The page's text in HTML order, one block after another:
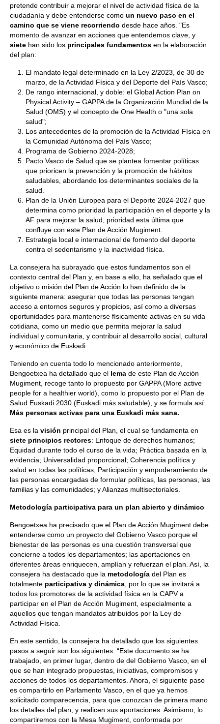
pretende contribuir a mejorar el nivel de actividad física de la
ciudadanía y debe entenderse como un nuevo paso en el
camino que se viene recorriendo desde hace años. "Es
momento de avanzar en acciones que entendemos clave, y
siete han sido los principales fundamentos en la elaboración
del plan:
El mandato legal determinado en la Ley 2/2023, de 30 de
marzo, de la Actividad Física y del Deporte del País Vasco;
De rango internacional, y doble: el Global Action Plan on
Physical Activity – GAPPA de la Organización Mundial de la
Salud (OMS) y el concepto de One Health o "una sola
salud";
Los antecedentes de la promoción de la Actividad Física en
la Comunidad Autónoma del País Vasco;
Programa de Gobierno 2024-2028;
Pacto Vasco de Salud que se plantea fomentar políticas
que prioricen la prevención y la promoción de hábitos
saludables, abordando los determinantes sociales de la
salud.
Plan de la Unión Europea para el Deporte 2024-2027 que
determina como prioridad la participación en el deporte y la
AF para mejorar la salud, prioridad esta última que
confluye con este Plan de Acción Mugiment.
Estrategia local e internacional de fomento del deporte
contra el sedentarismo y la inactividad física.
La consejera ha subrayado que estos fundamentos son el
contexto central del Plan y, en base a ello, ha señalado que el
objetivo o misión del Plan de Acción lo han definido de la
siguiente manera: asegurar que todas las personas tengan
acceso a entornos seguros y propicios, así como a diversas
oportunidades para mantenerse físicamente activas en su vida
cotidiana, como un medio que permita mejorar la salud
individual y comunitaria, y contribuir al desarrollo social, cultural
y económico de Euskadi.
Teniendo en cuenta todo lo mencionado anteriormente,
Bengoetxea ha detallado que el lema de este Plan de Acción
Mugiment, recoge tanto lo propuesto por GAPPA (More active
people for a healthier world), como lo propuesto por el Plan de
Salud Euskadi 2030 (Euskadi más saludable), y se formula así:
Más personas activas para una Euskadi más sana.
Esa es la visión principal del Plan, el cual se fundamenta en
siete principios rectores: Enfoque de derechos humanos;
Equidad durante todo el curso de la vida; Práctica basada en la
evidencia; Universalidad proporcional; Coherencia política y
salud en todas las políticas; Participación y empoderamiento de
las personas encargadas de formular políticas, las personas, las
familias y las comunidades; y Alianzas multisectoriales.
Metodología participativa para un plan abierto y dinámico
Bengoetxea ha precisado que el Plan de Acción Mugiment debe
entenderse como un proyecto del Gobierno Vasco porque el
bienestar de las personas es una cuestión transversal que
concierne a todos los departamentos; las aportaciones en
diferentes áreas enriquecen, amplían y refuerzan el plan. Así, la
consejera ha destacado que la metodología del Plan es
totalmente participativa y dinámica , por lo que se invitará a
todos los promotores de la actividad física en la CAPV a
participar en el Plan de Acción Mugiment, especialmente a
aquellos que tengan mandatos atribuidos por la Ley de
Actividad Física.
En este sentido, la consejera ha detallado que los siguientes
pasos a seguir son los siguientes: “Este documento se ha
trabajado, en primer lugar, dentro de del Gobierno Vasco, en el
que se han integrado propuestas, iniciativas, compromisos y
acciones de todos los departamentos. Ahora, el siguiente paso
es compartirlo en Parlamento Vasco, en el que ya hemos
solicitado comparecencia, para que conozcan de primera mano
los detalles del plan, y realicen sus aportaciones. Asimismo, lo
compartiremos con la Mesa Mugiment, conformada por